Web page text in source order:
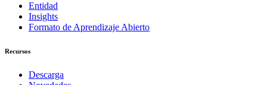
Entidad
Insights
Formato de Aprendizaje Abierto
Recursos
Descarga